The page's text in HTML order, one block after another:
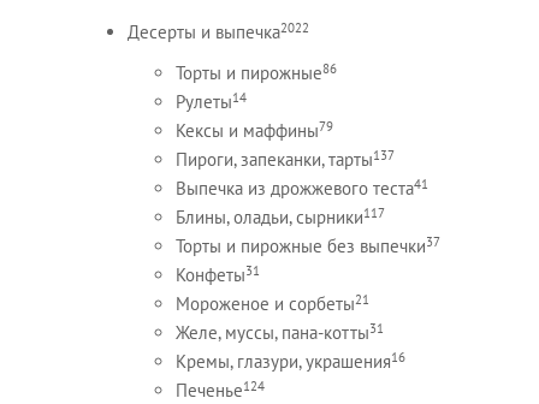
Десерты и выпечка2022
Торты и пирожные86
Рулеты14
Кексы и маффины79
Пироги, запеканки, тарты137
Выпечка из дрожжевого теста41
Блины, оладьи, сырники117
Торты и пирожные без выпечки37
Конфеты31
Мороженое и сорбеты21
Желе, муссы, пана-котты31
Кремы, глазури, украшения16
Печенье124